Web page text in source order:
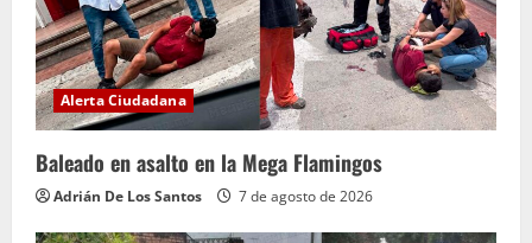
Alerta Ciudadana
Baleado en asalto en la Mega Flamingos
Adrián De Los Santos 7 de agosto de 2026